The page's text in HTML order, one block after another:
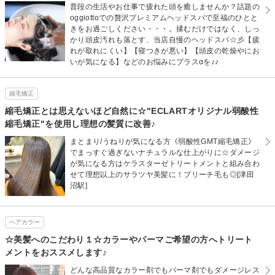
普段の生活やお仕事で疲れた頭を癒しませんか？話題の
oggiottoでの贅沢プレミアムヘッドスパで至福のひとと
きをお過ごしください・・・。揉むだけではなく、しっ
かり頭皮汚れも落とす、当店自慢のヘッドスパ☆彡【疲
れが取れにくい】【寝つきが悪い】【頭皮の乾燥やにお
いが気になる】などのお悩みにプラスαを♪♪
縮毛矯正
縮毛矯正とは思えないほど自然に☆"ECLARTオリジナル弱酸性
縮毛矯正"を使用し理想の髪質に改善♪
まとまり/うねりが気になる方《弱酸性GMT縮毛矯正》
でまっすぐ過ぎないナチュラルな仕上がりに☆ダメージ
が気になる方はケラスターゼトリートメントと組み合わ
せて理想以上のサラツヤ美髪に！ブリーチ毛も◎[津田
沼駅]
ヘアカラー
☆美髪へのこだわり１☆カラーやパーマご希望の方へトリート
メントをおススメします♪
どんな高品質なカラー剤でもパーマ剤でもダメージレス